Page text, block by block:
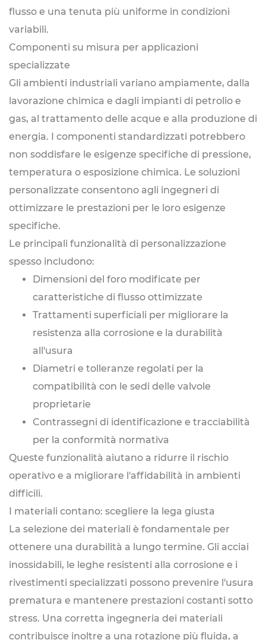
flusso e una tenuta più uniforme in condizioni
variabili.
Componenti su misura per applicazioni
specializzate
Gli ambienti industriali variano ampiamente, dalla
lavorazione chimica e dagli impianti di petrolio e
gas, al trattamento delle acque e alla produzione di
energia. I componenti standardizzati potrebbero
non soddisfare le esigenze specifiche di pressione,
temperatura o esposizione chimica. Le soluzioni
personalizzate consentono agli ingegneri di
ottimizzare le prestazioni per le loro esigenze
specifiche.
Le principali funzionalità di personalizzazione
spesso includono:
Dimensioni del foro modificate per
caratteristiche di flusso ottimizzate
Trattamenti superficiali per migliorare la
resistenza alla corrosione e la durabilità
all'usura
Diametri e tolleranze regolati per la
compatibilità con le sedi delle valvole
proprietarie
Contrassegni di identificazione e tracciabilità
per la conformità normativa
Queste funzionalità aiutano a ridurre il rischio
operativo e a migliorare l'affidabilità in ambienti
difficili.
I materiali contano: scegliere la lega giusta
La selezione dei materiali è fondamentale per
ottenere una durabilità a lungo termine. Gli acciai
inossidabili, le leghe resistenti alla corrosione e i
rivestimenti specializzati possono prevenire l'usura
prematura e mantenere prestazioni costanti sotto
stress. Una corretta ingegneria dei materiali
contribuisce inoltre a una rotazione più fluida, a